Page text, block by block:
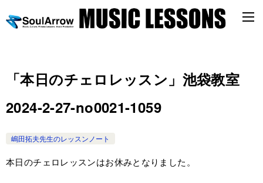
「本日のチェロレッスン」池袋教室
2024-2-27-no0021-1059
嶋田拓夫先生のレッスンノート
本日のチェロレッスンはお休みとなりました。